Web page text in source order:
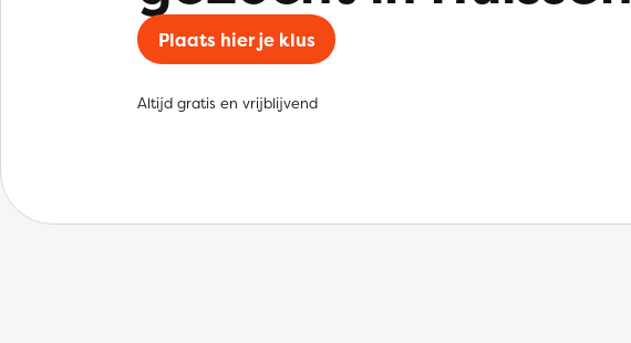
Plaats hier je klus
Altijd gratis en vrijblijvend